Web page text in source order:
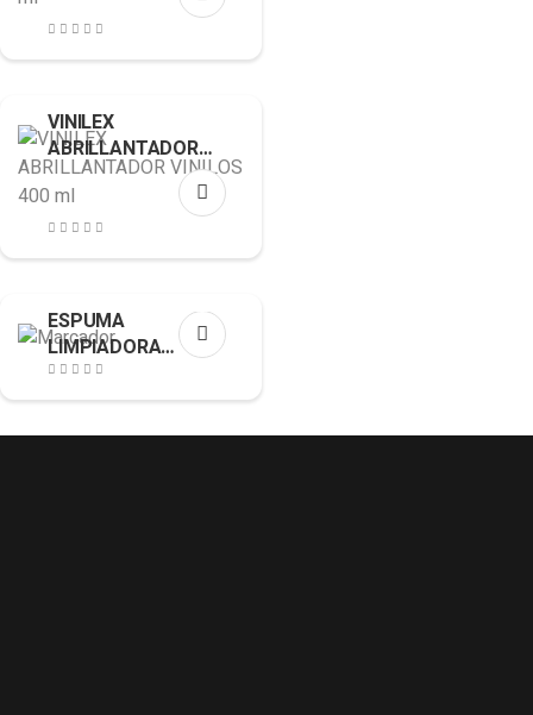
VINILEX
ABRILLANTADOR
VINILOS 400 ml
ESPUMA
LIMPIADORA
SUPER
DESENGRASANTE